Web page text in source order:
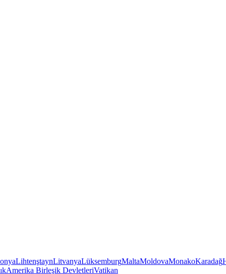
LihtenştaynLitvanyaLüksemburgMaltaMoldovaMonakoKaradağ
Amerika Birleşik DevletleriVatikan